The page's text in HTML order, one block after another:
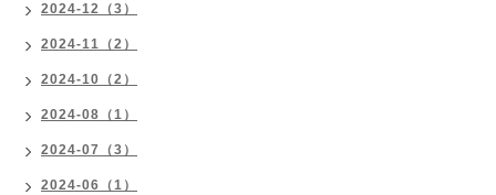
2024-12（3）
2024-11（2）
2024-10（2）
2024-08（1）
2024-07（3）
2024-06（1）